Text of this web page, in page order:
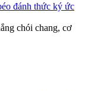
đánh thức ký ức
chói chang, cơ